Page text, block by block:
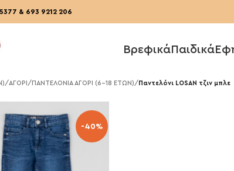
& 693 9212 206
Βρεφικά Παιδικά
/ΑΓΟΡΙ / ΠΑΝΤΕΛΟΝΙΑ ΑΓΟΡΙ (6-18 ΕΤΩΝ)/ Παντελόνι LOSAN τζιν μπλε
-40%